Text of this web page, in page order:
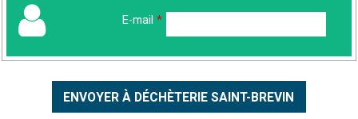
E-mail *